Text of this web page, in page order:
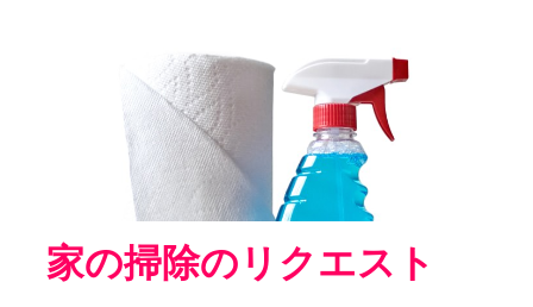
家の掃除のリクエスト